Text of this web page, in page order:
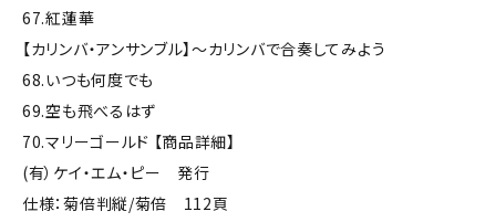
67.紅蓮華
【カリンバ・アンサンブル】～カリンバで合奏してみよう
68.いつも何度でも
69.空も飛べるはず
70.マリーゴールド 【商品詳細】
(有）ケイ・エム・ピー 発行
仕様：菊倍判縦/菊倍 112頁